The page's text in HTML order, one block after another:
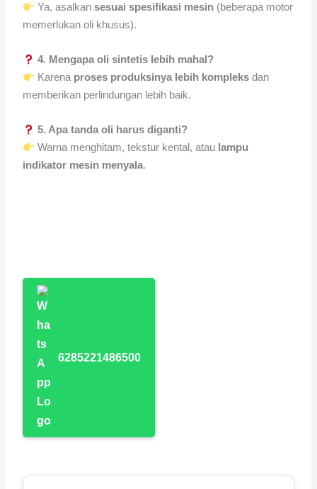
Ya, asalkansesuai spesifikasi mesin (beberapa motor
memerlukan oli khusus).
4. Mengapa oli sintetis lebih mahal?
Karena proses produksinya lebih kompleks dan
memberikan perlindungan lebih baik.
5. Apa tanda oli harus diganti?
Warna menghitam, tekstur kental, atau lampu
indikator mesin menyala.
6285221486500